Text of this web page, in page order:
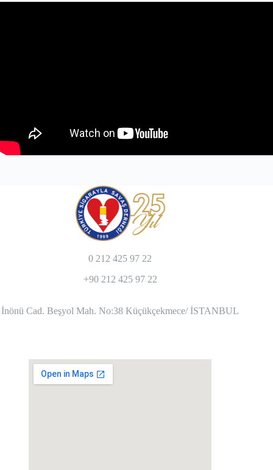
0 212 425 97 22
+90 212 425 97 22
İnönü Cad. Beşyol Mah. No:38 Küçükçekmece/ İSTANBUL